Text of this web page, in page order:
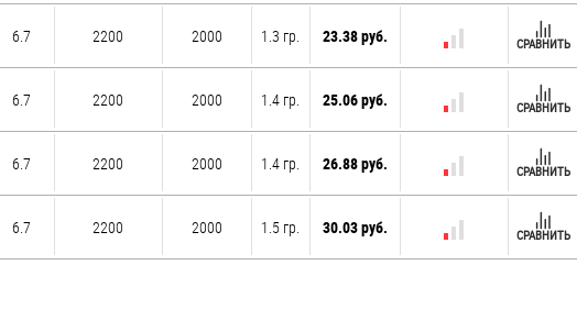
6.7 2200 2000 1.3 гр. 23.38 руб. СРАВНИТЬ
6.7 2200 2000 1.4 гр. 25.06 руб. СРАВНИТЬ
6.7 2200 2000 1.4 гр. 26.88 руб. СРАВНИТЬ
6.7 2200 2000 1.5 гр. 30.03 руб. СРАВНИТЬ